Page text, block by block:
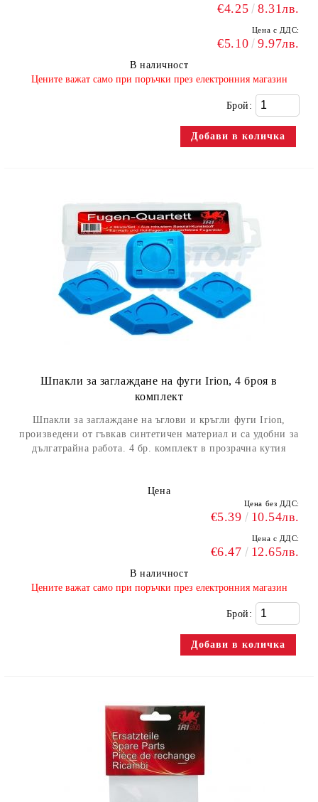
€4.25 8.31лв.
Цена с ДДС:
€5.10 9.97лв.
В наличност
​Цените важат само при поръчки през електронния магазин
Брой:
Шпакли за заглаждане на фуги Irion, 4 броя в
комплект
Шпакли за заглаждане на ъглови и кръгли фуги Irion,
произведени от гъвкав синтетичен материал и са удобни за
дългатрайна работа. 4 бр. комплект в прозрачна кутия
Цена
Цена без ДДС:
€5.39 10.54лв.
Цена с ДДС:
€6.47 12.65лв.
В наличност
​Цените важат само при поръчки през електронния магазин
Брой: